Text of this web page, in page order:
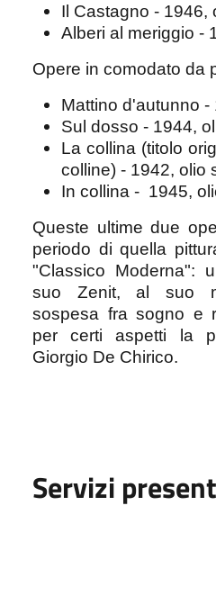
Il Castagno - 1946,
Alberi al meriggio -
Opere in comodato da
Mattino d'autunno
Sul dosso - 1944,
La collina (titolo
colline) - 1942, olio
In collina - 1945,
Queste ultime due
periodo di quella
"Classico Moderna":
suo Zenit, al suo
sospesa fra sogno e
per certi aspetti la
Giorgio De Chirico.
Servizi